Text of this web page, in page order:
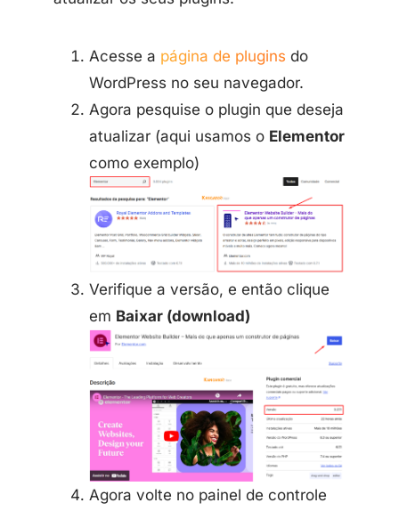
Acesse a página de plugins do
WordPress no seu navegador.
Agora pesquise o plugin que deseja
atualizar (aqui usamos o Elementor
como exemplo)
Verifique a versão, e então clique
em Baixar (download)
Agora volte no painel de controle